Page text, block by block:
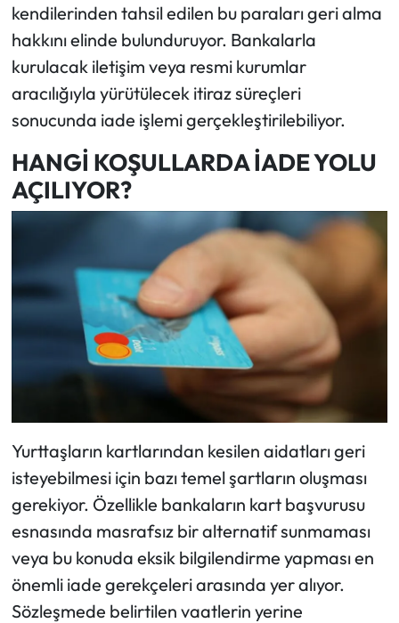
kendilerinden tahsil edilen bu paraları geri alma
hakkını elinde bulunduruyor. Bankalarla
kurulacak iletişim veya resmi kurumlar
aracılığıyla yürütülecek itiraz süreçleri
sonucunda iade işlemi gerçekleştirilebiliyor.
HANGİ KOŞULLARDA İADE YOLU
AÇILIYOR?
Yurttaşların kartlarından kesilen aidatları geri
isteyebilmesi için bazı temel şartların oluşması
gerekiyor. Özellikle bankaların kart başvurusu
esnasında masrafsız bir alternatif sunmaması
veya bu konuda eksik bilgilendirme yapması en
önemli iade gerekçeleri arasında yer alıyor.
Sözleşmede belirtilen vaatlerin yerine